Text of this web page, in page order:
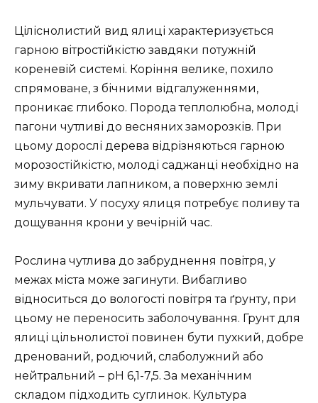
Ціліснолистий вид ялиці характеризується
гарною вітростійкістю завдяки потужній
кореневій системі. Коріння велике, похило
спрямоване, з бічними відгалуженнями,
проникає глибоко. Порода теплолюбна, молоді
пагони чутливі до весняних заморозків. При
цьому дорослі дерева відрізняються гарною
морозостійкістю, молоді саджанці необхідно на
зиму вкривати лапником, а поверхню землі
мульчувати. У посуху ялиця потребує поливу та
дощування крони у вечірній час.
Рослина чутлива до забруднення повітря, у
межах міста може загинути. Вибагливо
відноситься до вологості повітря та ґрунту, при
цьому не переносить заболочування. Грунт для
ялиці цільнолистої повинен бути пухкий, добре
дренований, родючий, слаболужний або
нейтральний – pH 6,1-7,5. За механічним
складом підходить суглинок. Культура